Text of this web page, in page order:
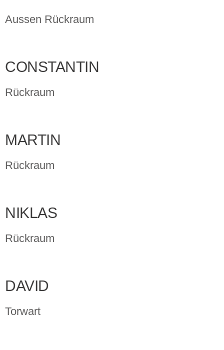
Aussen Rückraum
CONSTANTIN
Rückraum
MARTIN
Rückraum
NIKLAS
Rückraum
DAVID
Torwart